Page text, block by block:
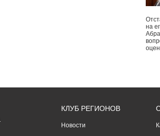
на
КЛУБ РЕГИОНОВ
Новости